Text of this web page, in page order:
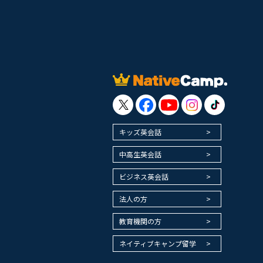
キッズ英会話
中高生英会話
ビジネス英会話
法人の方
教育機関の方
ネイティブキャンプ留学